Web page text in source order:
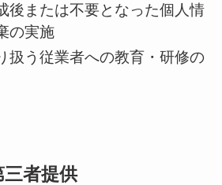
後または不要となった個人情
の実施
扱う従業者への教育・研修の
者提供